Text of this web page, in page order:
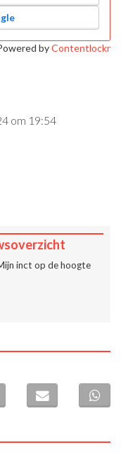
byContentlockr
om 19:54
inct op de hoogte